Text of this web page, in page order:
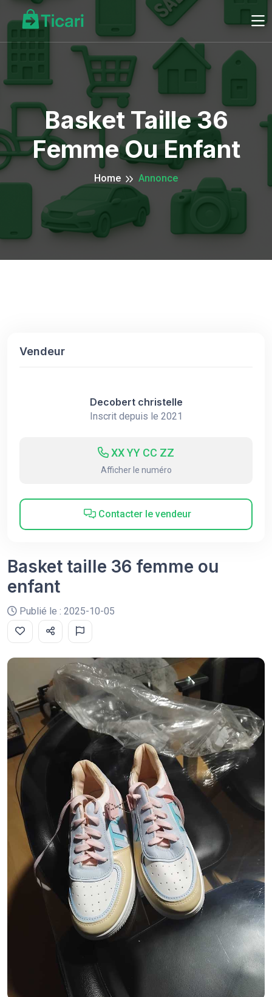
Basket Taille 36
Femme Ou Enfant
Home Annonce
Vendeur
Decobert christelle
Inscrit depuis le 2021
XX YY CC ZZ
Afficher le numéro
Contacter le vendeur
Basket taille 36 femme ou
enfant
Publié le : 2025-10-05